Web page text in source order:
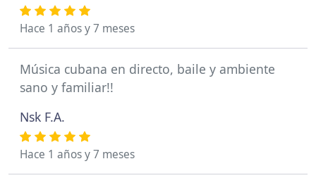
Hace 1 años y 7 meses
Música cubana en directo, baile y ambiente
sano y familiar!!
Nsk F.A.
Hace 1 años y 7 meses